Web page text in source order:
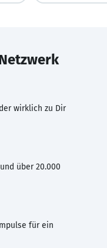
wirklich zu Dir
über 20.000
für ein